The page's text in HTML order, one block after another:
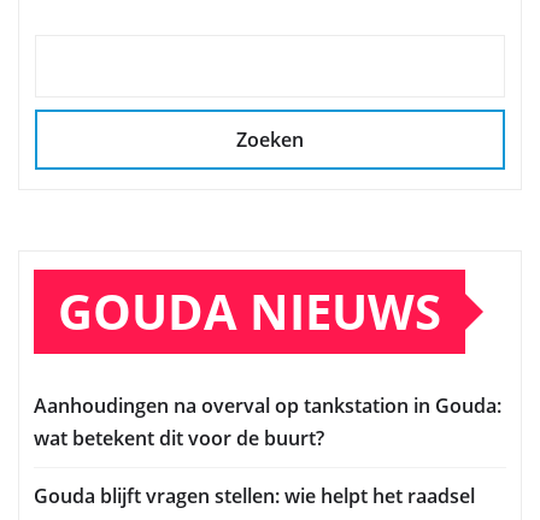
Zoeken
GOUDA NIEUWS
Aanhoudingen na overval op tankstation in Gouda:
wat betekent dit voor de buurt?
Gouda blijft vragen stellen: wie helpt het raadsel